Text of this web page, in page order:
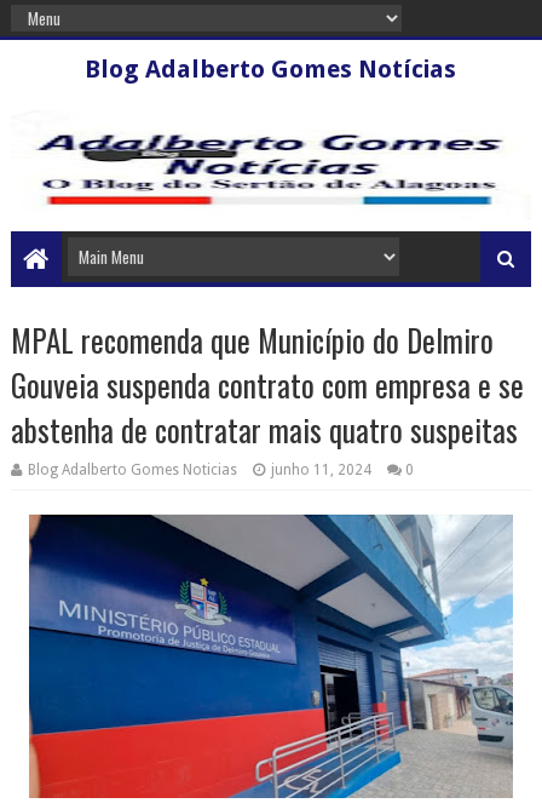
Blog Adalberto Gomes Notícias
MPAL recomenda que Município do Delmiro
Gouveia suspenda contrato com empresa e se
abstenha de contratar mais quatro suspeitas
Blog Adalberto Gomes Noticias junho 11, 2024 0